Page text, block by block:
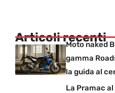
Articoli recenti
Moto naked
gamma
la guida al
La Pramac